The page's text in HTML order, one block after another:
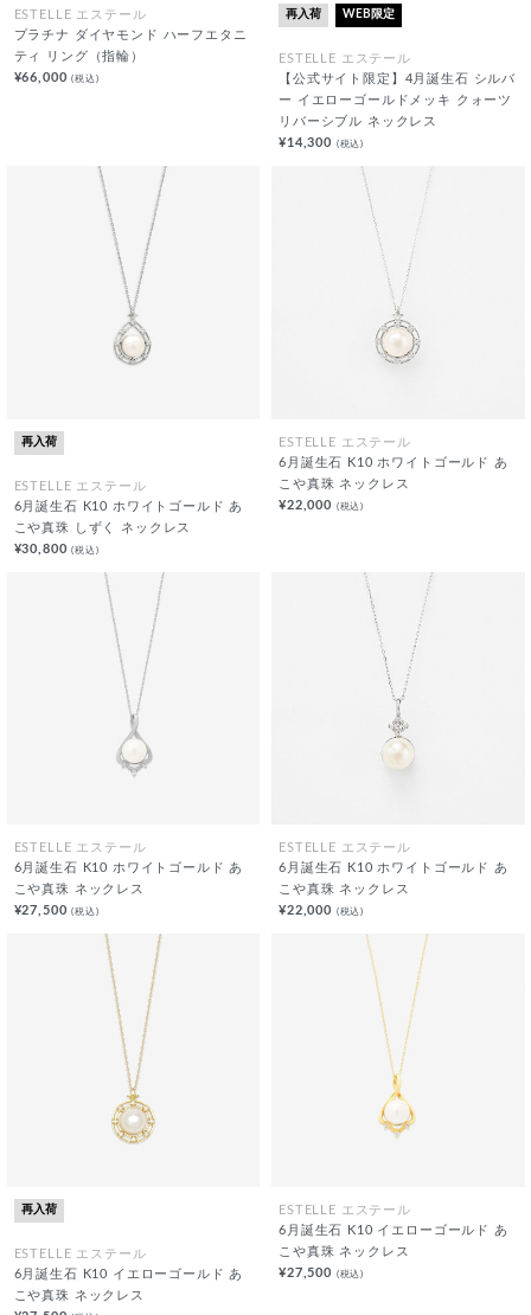
ESTELLE エステール
プラチナ ダイヤモンド ハーフエタニ
ティ リング（指輪）
¥66,000(税込)
再入荷 WEB限定
ESTELLE エステール
【公式サイト限定】4月誕生石 シルバ
ー イエローゴールドメッキ クォーツ
リバーシブル ネックレス
¥14,300 (税込)
再入荷
ESTELLE エステール
6月誕生石 K10 ホワイトゴールド あ
こや真珠 しずく ネックレス
¥30,800(税込)
ESTELLE エステール
6月誕生石 K10 ホワイトゴールド あ
こや真珠 ネックレス
¥22,000 (税込)
ESTELLE エステール
6月誕生石 K10 ホワイトゴールド あ
こや真珠 ネックレス
¥27,500(税込)
ESTELLE エステール
6月誕生石 K10 ホワイトゴールド あ
こや真珠 ネックレス
¥22,000 (税込)
再入荷
ESTELLE エステール
6月誕生石 K10 イエローゴールド あ
こや真珠 ネックレス
ESTELLE エステール
6月誕生石 K10 イエローゴールド あ
こや真珠 ネックレス
¥27,500 (税込)